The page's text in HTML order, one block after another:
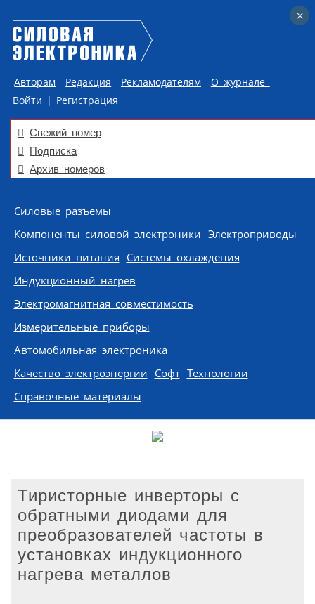
Авторам Редакция Рекламодателям
О журнале
Войти | Регистрация
Свежий номер
Подписка
Архив номеров
Skip to content
Силовые разъемы
Компоненты силовой электроники Электроприводы
Источники питания Системы охлаждения
Индукционный нагрев
Электромагнитная совместимость
Измерительные приборы
Автомобильная электроника
Качество электроэнергии Софт Технологии
Справочные материалы
Тиристорные инверторы с
обратными диодами для
преобразователей частоты в
установках индукционного
нагрева металлов
×
×